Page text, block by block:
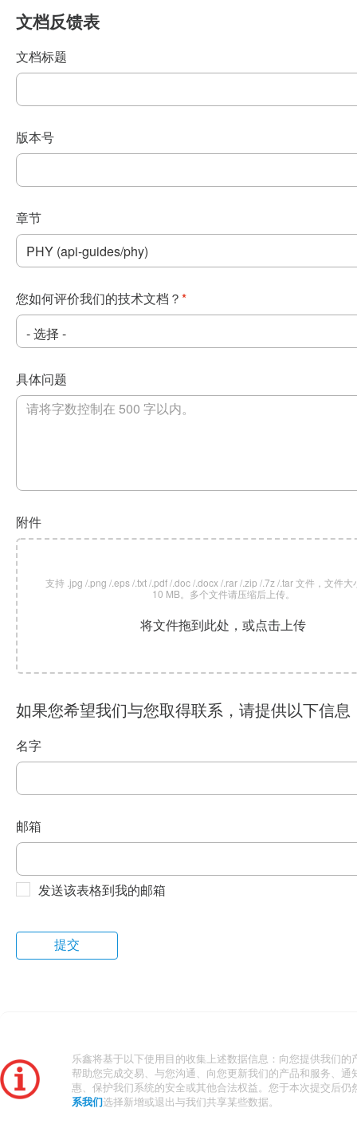
文档反馈表
文档标题
版本号
章节
您如何评价我们的技术文档？ *
具体问题
附件
支持 .jpg /.png /.eps /.txt /.pdf /.doc /.docx /.rar /.zip /.7z /.tar 文件，文件大
10 MB。多个文件请压缩后上传。
将文件拖到此处，或点击上传
如果您希望我们与您取得联系，请提供以下信息
名字
邮箱
发送该表格到我的邮箱
乐鑫将基于以下使用目的收集上述数据信息：向您提供我们的
帮助您完成交易、与您沟通、向您更新我们的产品和服务、通
惠、保护我们系统的安全或其他合法权益。您于本次提交后仍
系我们 选择新增或退出与我们共享某些数据。